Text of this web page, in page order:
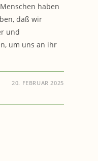
haben
daß wir
und
um uns an ihr
20. FEBRUAR 2025